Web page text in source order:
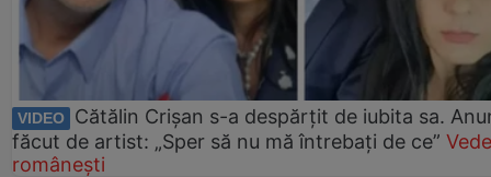
VIDEO
Cătălin Crișan s-a despărțit de iubita sa.
făcut de artist: „Sper să nu mă întrebați de ce”
românești